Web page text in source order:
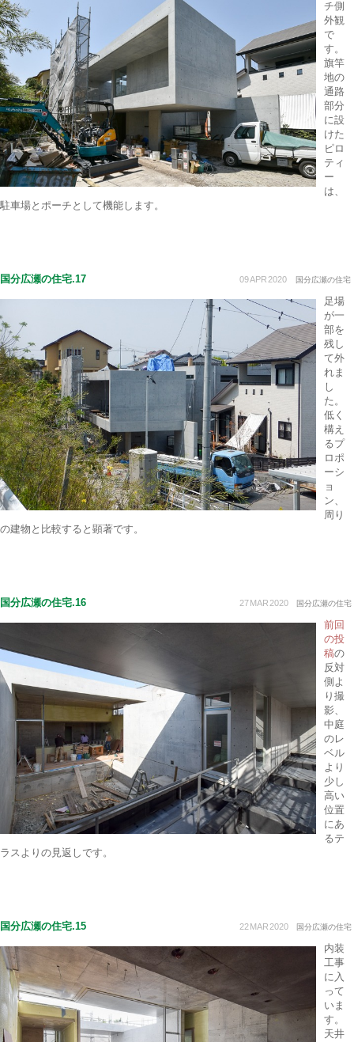
チ側
外観
で
す。
旗竿
地の
通路
部分
に設
けた
ピロ
ティ
ー
は、
駐車場とポーチとして機能します。
09APR 2020 国分広瀬の住宅
国分広瀬の住宅.17
足場
が一
部を
残し
て外
れま
し
た。
低く
構え
るプ
ロポ
ーシ
ョ
ン、
周り
の建物と比較すると顕著です。
27MAR 2020 国分広瀬の住宅
国分広瀬の住宅.16
前回
の投
稿の
反対
側よ
り撮
影、
中庭
のレ
ベル
より
少し
高い
位置
にあ
るテ
ラスよりの見返しです。
22MAR 2020 国分広瀬の住宅
国分広瀬の住宅.15
内装
工事
に入
って
いま
す。
天井